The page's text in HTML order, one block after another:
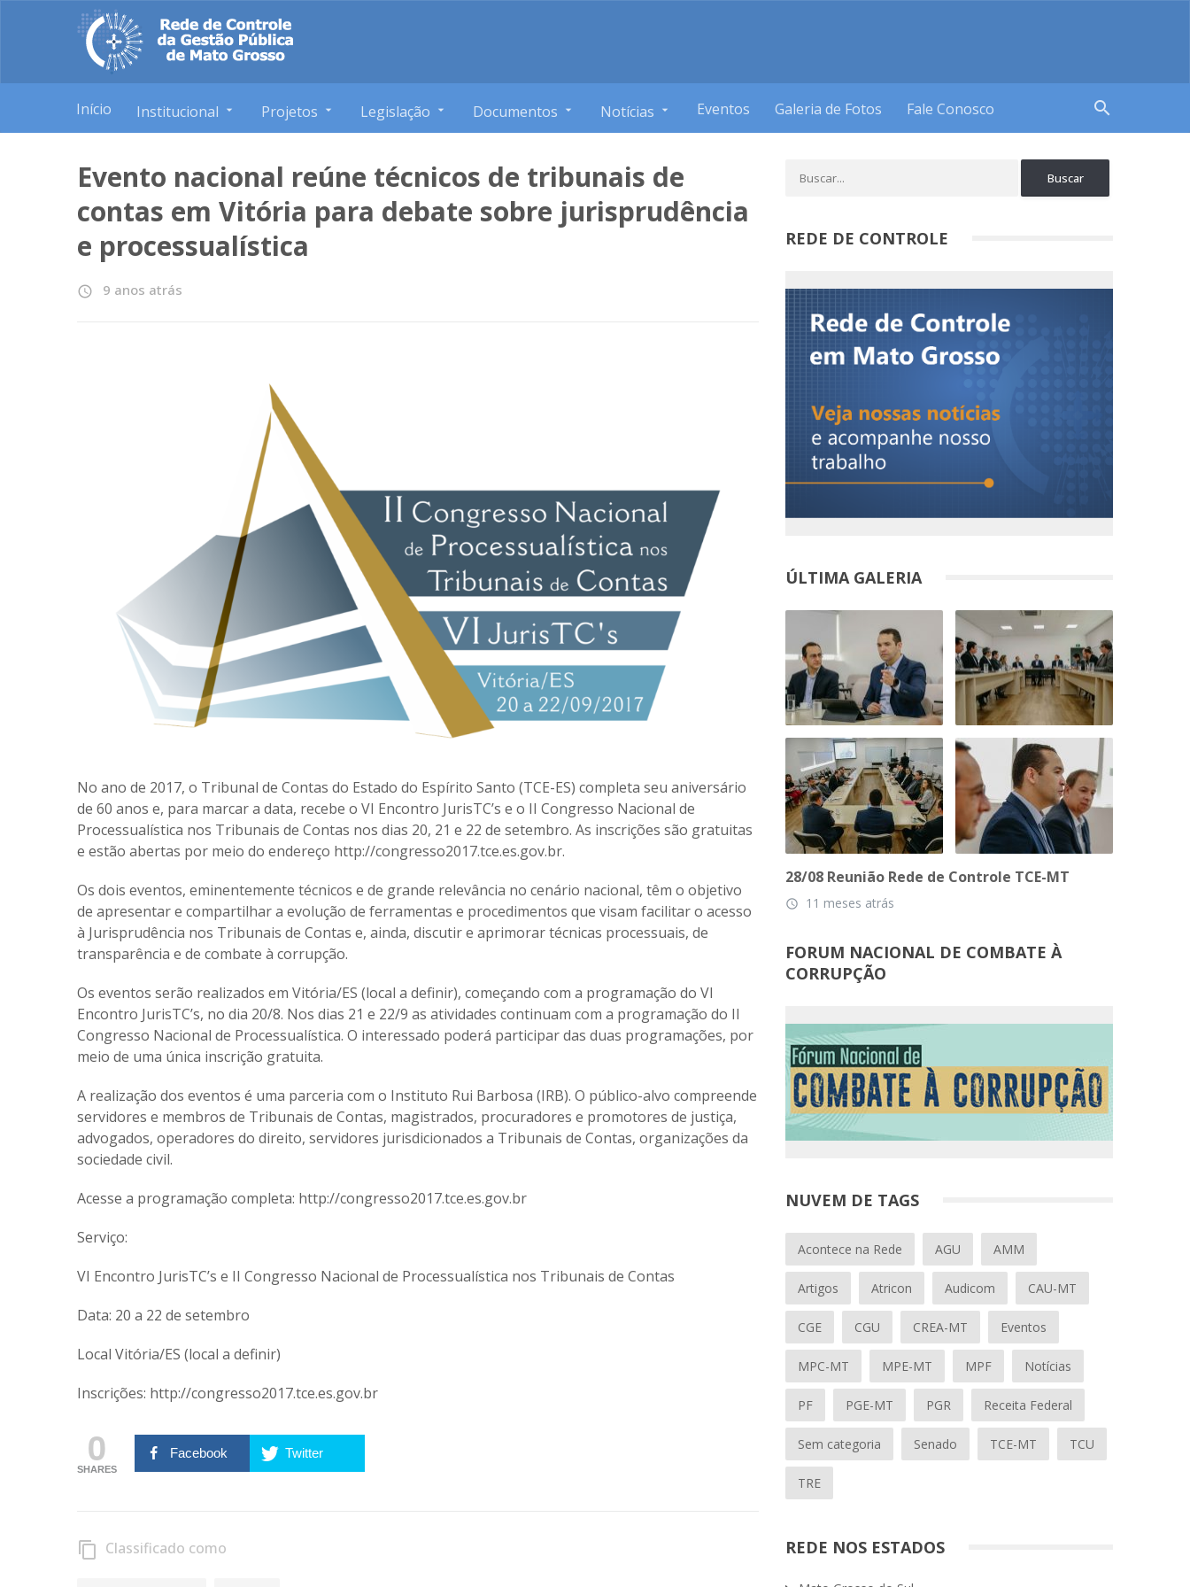
Início Institucional Projetos Legislação Documentos Notícias Eventos Galeria de Fotos Fale Conosco search
Evento nacional reúne técnicos de tribunais de
contas em Vitória para debate sobre jurisprudência
e processualística
access_time 9 anos atrás
No ano de 2017, o Tribunal de Contas do Estado do Espírito Santo (TCE-ES) completa seu aniversário
de 60 anos e, para marcar a data, recebe o VI Encontro JurisTC’s e o II Congresso Nacional de
Processualística nos Tribunais de Contas nos dias 20, 21 e 22 de setembro. As inscrições são gratuitas
e estão abertas por meio do endereço http://congresso2017.tce.es.gov.br.
Os dois eventos, eminentemente técnicos e de grande relevância no cenário nacional, têm o objetivo
de apresentar e compartilhar a evolução de ferramentas e procedimentos que visam facilitar o acesso
à Jurisprudência nos Tribunais de Contas e, ainda, discutir e aprimorar técnicas processuais, de
transparência e de combate à corrupção.
Os eventos serão realizados em Vitória/ES (local a definir), começando com a programação do VI
Encontro JurisTC’s, no dia 20/8. Nos dias 21 e 22/9 as atividades continuam com a programação do II
Congresso Nacional de Processualística. O interessado poderá participar das duas programações, por
meio de uma única inscrição gratuita.
A realização dos eventos é uma parceria com o Instituto Rui Barbosa (IRB). O público-alvo compreende
servidores e membros de Tribunais de Contas, magistrados, procuradores e promotores de justiça,
advogados, operadores do direito, servidores jurisdicionados a Tribunais de Contas, organizações da
sociedade civil.
Acesse a programação completa: http://congresso2017.tce.es.gov.br
Serviço:
VI Encontro JurisTC’s e II Congresso Nacional de Processualística nos Tribunais de Contas
Data: 20 a 22 de setembro
Local Vitória/ES (local a definir)
Inscrições: http://congresso2017.tce.es.gov.br
0
SHARES
Facebook Twitter
content_copy Classificado como
REDE DE CONTROLE
ÚLTIMA GALERIA
28/08 Reunião Rede de Controle TCE-MT
access_time 11 meses atrás
FORUM NACIONAL DE COMBATE À
CORRUPÇÃO
NUVEM DE TAGS
Acontece na Rede AGU AMM
Artigos Atricon Audicom CAU-MT
CGE CGU CREA-MT Eventos
MPC-MT MPE-MT MPF Notícias
PF PGE-MT PGR Receita Federal
Sem categoria Senado TCE-MT TCU
TRE
REDE NOS ESTADOS